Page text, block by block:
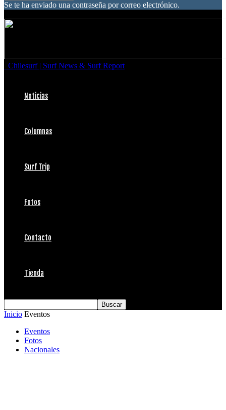
Se te ha enviado una contraseña por correo electrónico.
Chilesurf | Surf News & Surf Report
Noticias
Columnas
Surf Trip
Fotos
Contacto
Tienda
Inicio Eventos
Eventos
Fotos
Nacionales